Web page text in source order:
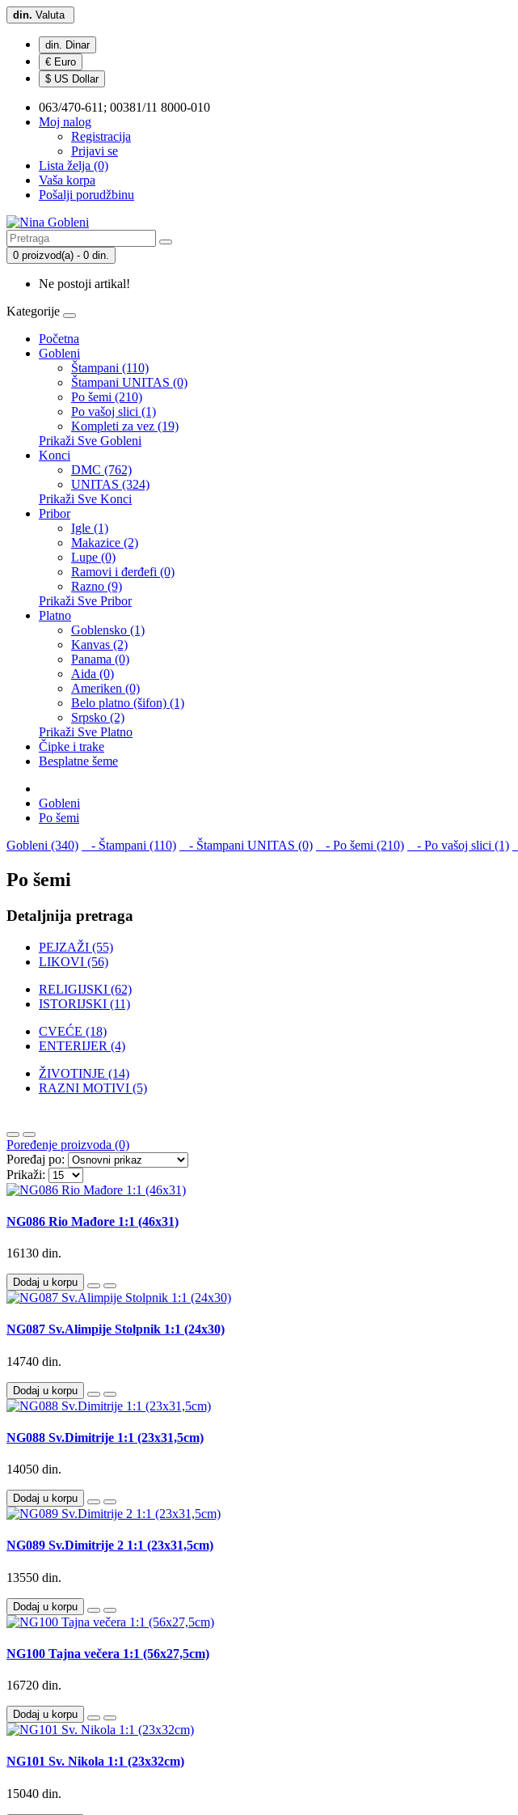
din. Valuta
din. Dinar
€ Euro
$ US Dollar
063/470-611; 00381/11 8000-010
Moj nalog
Registracija
Prijavi se
Lista želja (0)
Vaša korpa
Pošalji porudžbinu
0 proizvod(a) - 0 din.
Ne postoji artikal!
Kategorije
Početna
Gobleni
Štampani (110)
Štampani UNITAS (0)
Po šemi (210)
Po vašoj slici (1)
Kompleti za vez (19)
Prikaži Sve Gobleni
Konci
DMC (762)
UNITAS (324)
Prikaži Sve Konci
Pribor
Igle (1)
Makazice (2)
Lupe (0)
Ramovi i đerđefi (0)
Razno (9)
Prikaži Sve Pribor
Platno
Goblensko (1)
Kanvas (2)
Panama (0)
Aida (0)
Ameriken (0)
Belo platno (šifon) (1)
Srpsko (2)
Prikaži Sve Platno
Čipke i trake
Besplatne šeme
Gobleni
Po šemi
Gobleni (340)
- Štampani (110) - Štampani UNITAS (0) - Po šemi (210) - Po vašoj slici (1)
Po šemi
Detaljnija pretraga
PEJZAŽI (55)
LIKOVI (56)
RELIGIJSKI (62)
ISTORIJSKI (11)
CVEĆE (18)
ENTERIJER (4)
ŽIVOTINJE (14)
RAZNI MOTIVI (5)
Poređenje proizvoda (0)
Poređaj po:
Prikaži:
NG086 Rio Mađore 1:1 (46x31)
16130 din.
Dodaj u korpu
NG087 Sv.Alimpije Stolpnik 1:1 (24x30)
14740 din.
Dodaj u korpu
NG088 Sv.Dimitrije 1:1 (23x31,5cm)
14050 din.
Dodaj u korpu
NG089 Sv.Dimitrije 2 1:1 (23x31,5cm)
13550 din.
Dodaj u korpu
NG100 Tajna večera 1:1 (56x27,5cm)
16720 din.
Dodaj u korpu
NG101 Sv. Nikola 1:1 (23x32cm)
15040 din.